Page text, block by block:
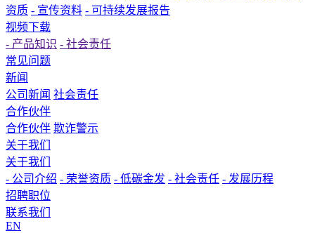
资质 - 宣传资料 - 可持续发展报告
视频下载
- 产品知识 - 社会责任
常见问题
新闻
公司新闻 社会责任
合作伙伴
合作伙伴 欺诈警示
关于我们
关于我们
- 公司介绍 - 荣誉资质 - 低碳金发 - 社会责任 - 发展历程
招聘职位
联系我们
EN